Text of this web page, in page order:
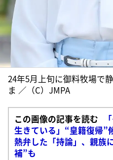
24年5月上旬に御料牧場で
ま ／（C）JMPA
この画像の記事を読む
生きている」“皇籍復帰”
熱弁した「持論」、親族
補”も